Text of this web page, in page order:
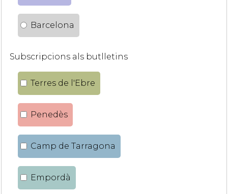
Barcelona
Subscripcions als butlletins
Terres de l'Ebre
Penedès
Camp de Tarragona
Empordà